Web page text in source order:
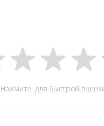
Нажмите, для быстрой